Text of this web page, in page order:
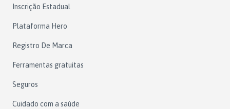
Inscrição Estadual
Plataforma Hero
Registro De Marca
Ferramentas gratuitas
Seguros
Cuidado com a saúde